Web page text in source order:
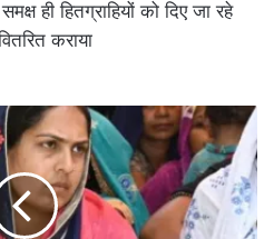
ही हितग्राहियों को दिए जा रहे
कराया